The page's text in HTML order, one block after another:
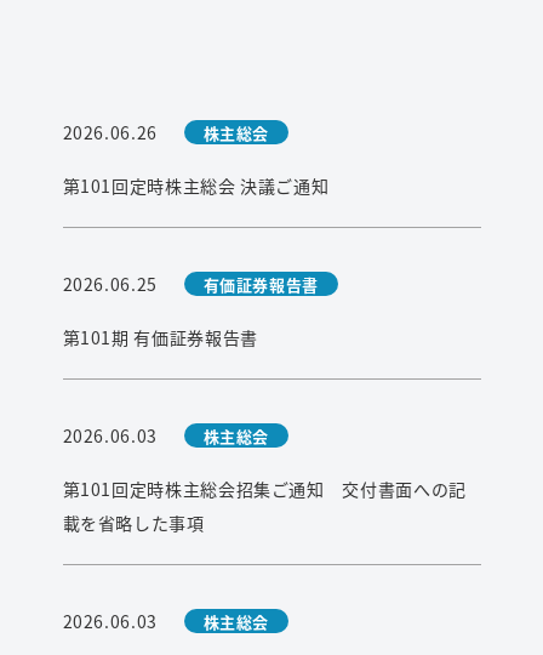
2026.06.26 株主総会
第101回定時株主総会 決議ご通知
2026.06.25 有価証券報告書
第101期 有価証券報告書
2026.06.03 株主総会
第101回定時株主総会招集ご通知 交付書面への記
載を省略した事項
2026.06.03 株主総会